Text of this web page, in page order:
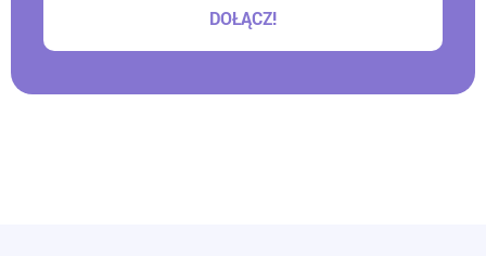
DOŁĄCZ!